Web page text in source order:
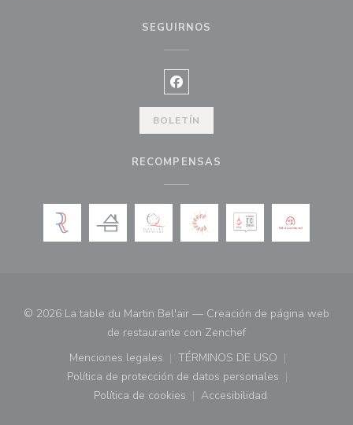
SEGUIRNOS
Facebook ((abre en una nueva
BOLETÍN
RECOMPENSAS
© 2026 La table du Martin Bel'air — Creación de página web
de restaurante con Zenchef((abre en una nueva
Menciones legales
((abre en una nueva ventana))
TÉRMINOS DE USO
((abre en una nueva
Política de protección de datos personales
((abre en una nueva ventana))
Política de cookies
((abre en una nueva ventana))
Accesibilidad
((abre en una nueva